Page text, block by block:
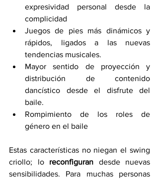
expresividad personal desde la
complicidad
Juegos de pies más dinámicos y
rápidos, ligados a las nuevas
tendencias musicales.
Mayor sentido de proyección y
distribución de contenido
dancístico desde el disfrute del
baile.
Rompimiento de los roles de
género en el baile
Estas características no niegan el swing
criollo; lo reconfiguran desde nuevas
sensibilidades. Para muchas personas